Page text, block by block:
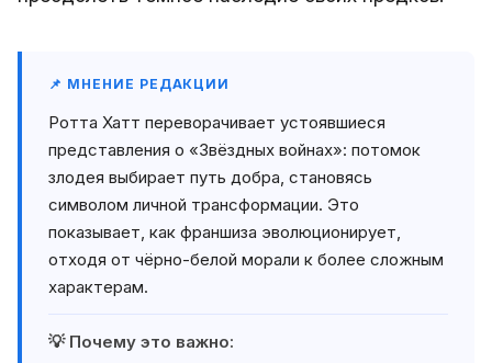
📌 МНЕНИЕ РЕДАКЦИИ
Ротта Хатт переворачивает устоявшиеся
представления о «Звёздных войнах»: потомок
злодея выбирает путь добра, становясь
символом личной трансформации. Это
показывает, как франшиза эволюционирует,
отходя от чёрно-белой морали к более сложным
характерам.
💡 Почему это важно: